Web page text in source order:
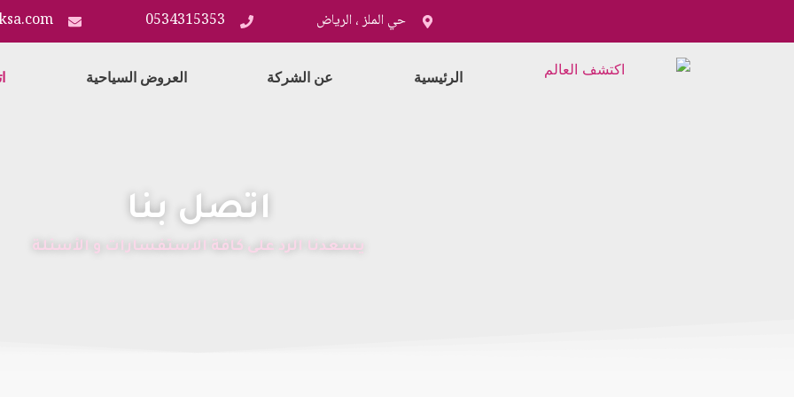
حي الملز ، الرياض 0534315353
الرئيسية عن الشركة العروض السياحية
اتصل بنا
يسعدنا الرد على كافة الاستفسارات و الأسئلة